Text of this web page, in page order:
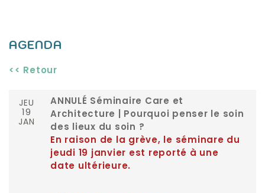
AGENDA
<< Retour
JEU
19
JAN
ANNULÉ Séminaire Care et
Architecture | Pourquoi penser le soin
des lieux du soin ?
En raison de la grève, le séminare du
jeudi 19 janvier est reporté à une
date ultérieure.